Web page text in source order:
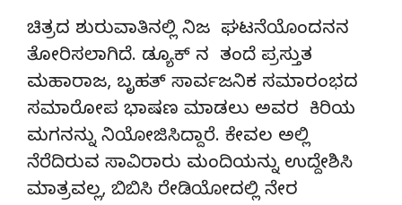
ಚಿತ್ರದ ಶುರುವಾತಿನಲ್ಲಿ ನಿಜ ಘಟನೆಯೊಂದನನ
ತೋರಿಸಲಾಗಿದೆ. ಡ್ಯೂಕ್ ನ ತಂದೆ ಪ್ರಸ್ತುತ
ಮಹಾರಾಜ, ಬೃಹತ್ ಸಾರ್ವಜನಿಕ ಸಮಾರಂಭದ
ಸಮಾರೋಪ ಭಾಷಣ ಮಾಡಲು ಅವರ ಕಿರಿಯ
ಮಗನನ್ನು ನಿಯೋಜಿಸಿದ್ದಾರೆ. ಕೇವಲ ಅಲ್ಲಿ
ನೆರೆದಿರುವ ಸಾವಿರಾರು ಮಂದಿಯನ್ನು ಉದ್ದೇಶಿಸಿ
ಮಾತ್ರವಲ್ಲ, ಬಿಬಿಸಿ ರೇಡಿಯೋದಲ್ಲಿ ನೇರ